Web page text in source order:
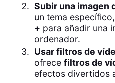
Subir una imagen
un tema
+ para añadir una
ordenador.
Usar filtros de
ofrecefiltros de
efectos divertidos